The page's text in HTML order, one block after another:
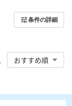
条件の詳細
おすすめ順